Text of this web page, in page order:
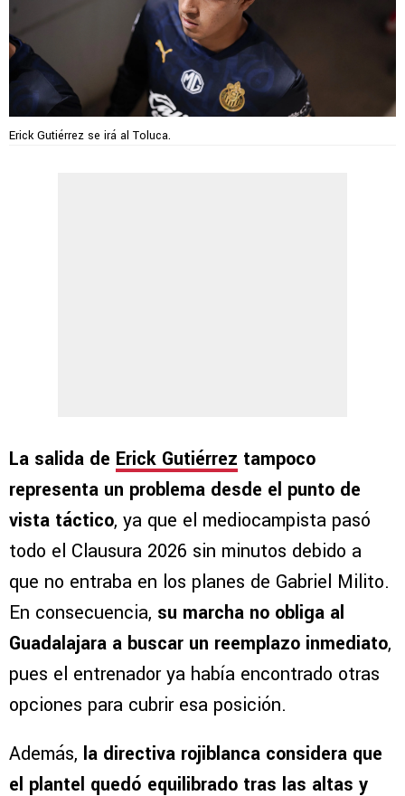
Erick Gutiérrez se irá al Toluca.
La salida de Erick Gutiérrez tampoco
representa un problema desde el punto de
vista táctico, ya que el mediocampista pasó
todo el Clausura 2026 sin minutos debido a
que no entraba en los planes de Gabriel Milito.
En consecuencia, su marcha no obliga al
Guadalajara a buscar un reemplazo inmediato,
pues el entrenador ya había encontrado otras
opciones para cubrir esa posición.
Además, la directiva rojiblanca considera que
el plantel quedó equilibrado tras las altas y